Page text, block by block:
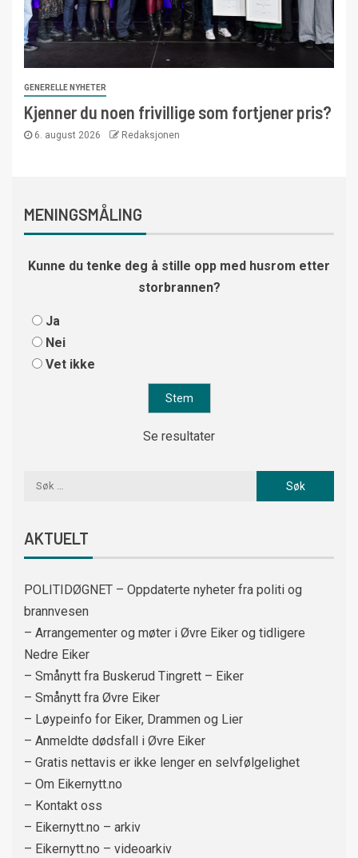
GENERELLE NYHETER
Kjenner du noen frivillige som fortjener pris?
6. august 2026 Redaksjonen
MENINGSMÅLING
Kunne du tenke deg å stille opp med husrom etter
storbrannen?
Ja
Nei
Vet ikke
Se resultater
AKTUELT
POLITIDØGNET – Oppdaterte nyheter fra politi og
brannvesen
– Arrangementer og møter i Øvre Eiker og tidligere
Nedre Eiker
– Smånytt fra Buskerud Tingrett – Eiker
– Smånytt fra Øvre Eiker
– Løypeinfo for Eiker, Drammen og Lier
– Anmeldte dødsfall i Øvre Eiker
– Gratis nettavis er ikke lenger en selvfølgelighet
– Om Eikernytt.no
– Kontakt oss
– Eikernytt.no – arkiv
– Eikernytt.no – videoarkiv